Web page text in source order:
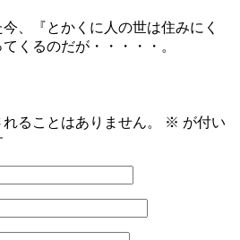
、『とかくに人の世は住みにく
くるのだが・・・・・。
ることはありません。 ※ が付い